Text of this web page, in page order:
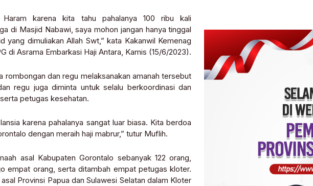
karena kita tahu pahalanya 100 ribu kali
di Masjid Nabawi, saya mohon jangan hanya tinggal
dimuliakan Allah Swt,” kata Kakanwil Kemenag
di Asrama Embarkasi Haji Antara, Kamis (15/6/2023).
dan regu melaksanakan amanah tersebut
regu juga diminta untuk selalu berkoordinasi dan
petugas kesehatan.
karena pahalanya sangat luar biasa. Kita berdoa
dengan meraih haji mabrur,” tutur Muflih.
asal Kabupaten Gorontalo sebanyak 122 orang,
empat orang, serta ditambah empat petugas kloter.
Provinsi Papua dan Sulawesi Selatan dalam Kloter